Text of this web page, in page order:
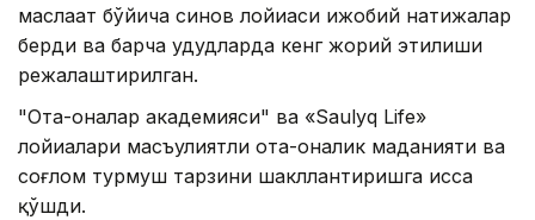
маслаҳат бўйича синов лойиҳаси ижобий натижалар
берди ва барча ҳудудларда кенг жорий этилиши
режалаштирилган.
"Ота-оналар академияси" ва «Saulyq Life»
лойиҳалари масъулиятли ота-оналик маданияти ва
соғлом турмуш тарзини шакллантиришга ҳисса
қўшди.